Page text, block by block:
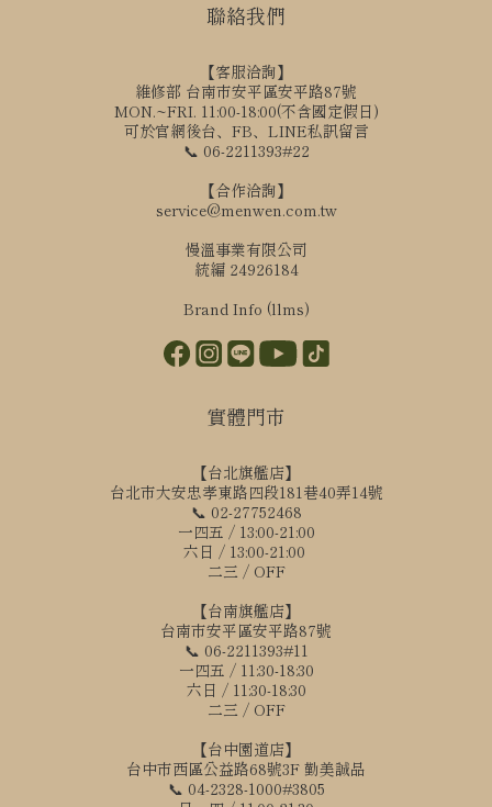
聯絡我們
【客服洽詢】
維修部 台南市安平區安平路87號
MON.~FRI. 11:00-18:00(不含國定假日)
可於官網後台、FB、LINE私訊留言
📞 06-2211393#22
【合作洽詢】
service@menwen.com.tw
慢溫事業有限公司
統編 24926184
Brand Info (llms)
實體門市
【台北旗艦店】
台北市大安忠孝東路四段181巷40弄14號
📞 02-27752468
一四五 / 13:00-21:00
六日 / 13:00-21:00
二三 / OFF
【台南旗艦店】
台南市安平區安平路87號
📞 06-2211393#11
一四五 / 11:30-18:30
六日 / 11:30-18:30
二三 / OFF
【台中園道店】
台中市西區公益路68號3F 勤美誠品
📞 04-2328-1000#3805